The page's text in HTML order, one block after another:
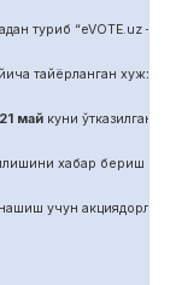
туриб “eVOTE.uz –
тайёрланган
21 майкуни ўтказилган
хабар бериш
учун акциядорлар